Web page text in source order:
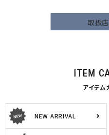
取扱
ITEM
アイテム
NEW ARRIVAL